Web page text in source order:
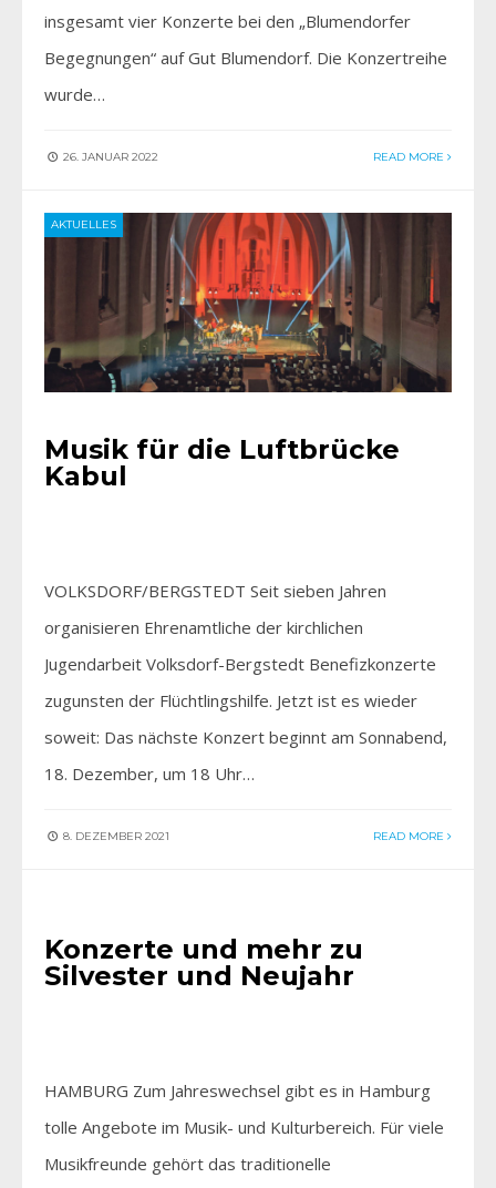
insgesamt vier Konzerte bei den „Blumendorfer
Begegnungen“ auf Gut Blumendorf. Die Konzertreihe
wurde…
26. JANUAR 2022 READ MORE
AKTUELLES
Musik für die Luftbrücke
Kabul
VOLKSDORF/BERGSTEDT Seit sieben Jahren
organisieren Ehrenamtliche der kirchlichen
Jugendarbeit Volksdorf-Bergstedt Benefizkonzerte
zugunsten der Flüchtlingshilfe. Jetzt ist es wieder
soweit: Das nächste Konzert beginnt am Sonnabend,
18. Dezember, um 18 Uhr…
8. DEZEMBER 2021 READ MORE
Konzerte und mehr zu
Silvester und Neujahr
HAMBURG Zum Jahreswechsel gibt es in Hamburg
tolle Angebote im Musik- und Kulturbereich. Für viele
Musikfreunde gehört das traditionelle